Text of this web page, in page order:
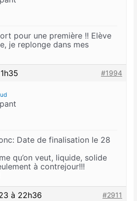
pour une première !! Elève
je replonge dans mes
#1994
Date de finalisation le 28
qu’on veut, liquide, solide
à contrejour!!!
à 22h36
#2911